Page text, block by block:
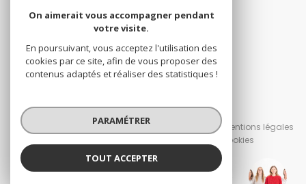
IMMOdu19.FR Seilhac et Brive
© 2026 | Tous droits réservés
Nos honoraires
Nos partenaires
Mentions légales
Cookies
On aimerait vous accompagner pendant
votre visite.
En poursuivant, vous acceptez l'utilisation des
cookies par ce site, afin de vous proposer des
contenus adaptés et réaliser des statistiques !
PARAMÉTRER
TOUT ACCEPTER